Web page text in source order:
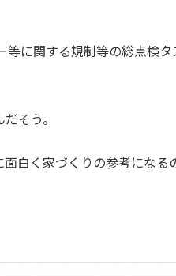
に関する規制等の総点検
そう。
白く家づくりの参考になる